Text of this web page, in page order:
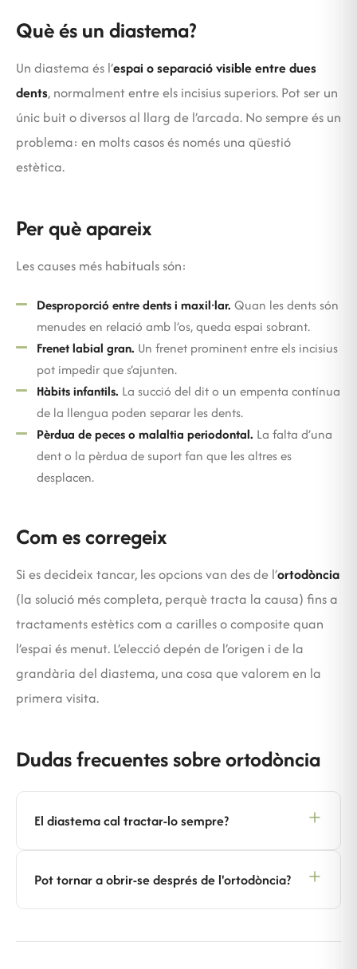
Què és un diastema?
Un diastema és l’espai o separació visible entre dues
dents, normalment entre els incisius superiors. Pot ser un
únic buit o diversos al llarg de l’arcada. No sempre és un
problema: en molts casos és només una qüestió
estètica.
Per què apareix
Les causes més habituals són:
Desproporció entre dents i maxil·lar. Quan les dents són
menudes en relació amb l’os, queda espai sobrant.
Frenet labial gran. Un frenet prominent entre els incisius
pot impedir que s’ajunten.
Hàbits infantils. La succió del dit o un empenta contínua
de la llengua poden separar les dents.
Pèrdua de peces o malaltia periodontal. La falta d’una
dent o la pèrdua de suport fan que les altres es
desplacen.
Com es corregeix
Si es decideix tancar, les opcions van des de l’ortodòncia
(la solució més completa, perquè tracta la causa) fins a
tractaments estètics com a carilles o composite quan
l’espai és menut. L’elecció depén de l’origen i de la
grandària del diastema, una cosa que valorem en la
primera visita.
Dudas frecuentes sobre ortodòncia
El diastema cal tractar-lo sempre?
Pot tornar a obrir-se després de l'ortodòncia?